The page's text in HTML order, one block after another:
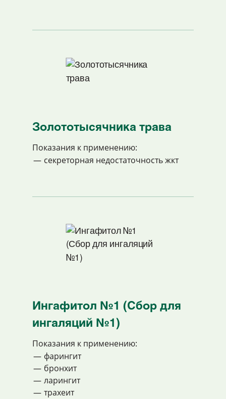
Золототысячника трава
Показания к применению:
секреторная недостаточность жкт
Ингафитол №1 (Сбор для
ингаляций №1)
Показания к применению:
фарингит
бронхит
ларингит
трахеит